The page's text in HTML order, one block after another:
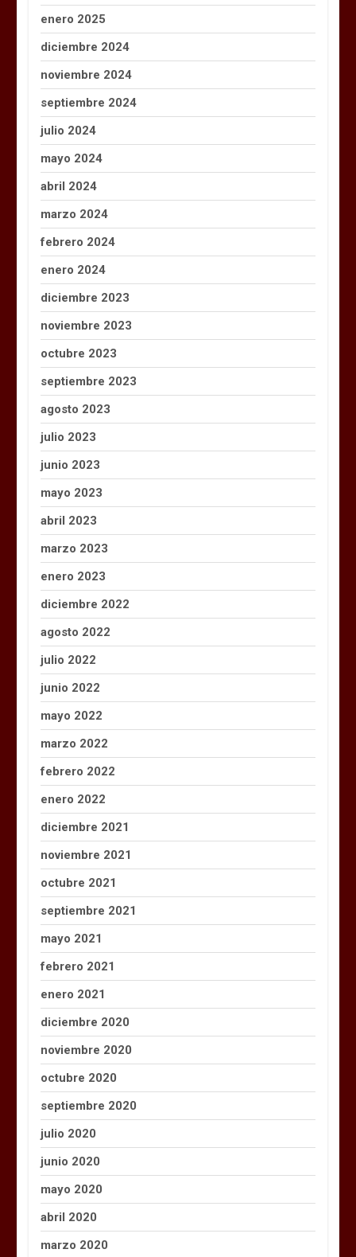
enero 2025
diciembre 2024
noviembre 2024
septiembre 2024
julio 2024
mayo 2024
abril 2024
marzo 2024
febrero 2024
enero 2024
diciembre 2023
noviembre 2023
octubre 2023
septiembre 2023
agosto 2023
julio 2023
junio 2023
mayo 2023
abril 2023
marzo 2023
enero 2023
diciembre 2022
agosto 2022
julio 2022
junio 2022
mayo 2022
marzo 2022
febrero 2022
enero 2022
diciembre 2021
noviembre 2021
octubre 2021
septiembre 2021
mayo 2021
febrero 2021
enero 2021
diciembre 2020
noviembre 2020
octubre 2020
septiembre 2020
julio 2020
junio 2020
mayo 2020
abril 2020
marzo 2020